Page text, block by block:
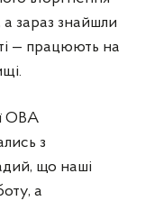
зараз знайшли
— працюють на
ОВА
з
що наші
а